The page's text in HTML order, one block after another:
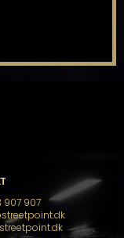
907 907